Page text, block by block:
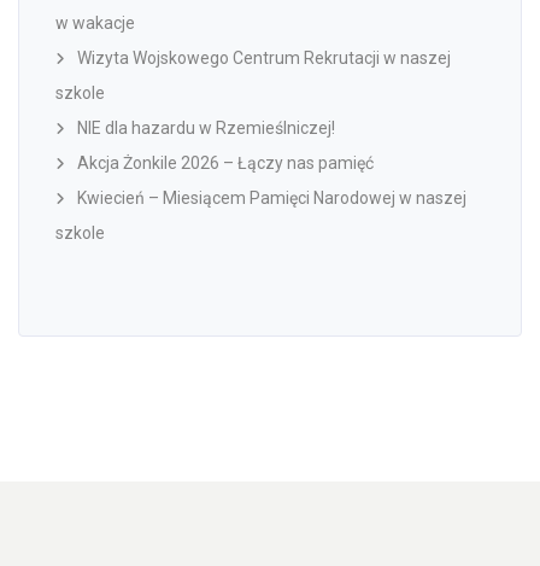
w wakacje
Wizyta Wojskowego Centrum Rekrutacji w naszej
szkole
NIE dla hazardu w Rzemieślniczej!
Akcja Żonkile 2026 – Łączy nas pamięć
Kwiecień – Miesiącem Pamięci Narodowej w naszej
szkole